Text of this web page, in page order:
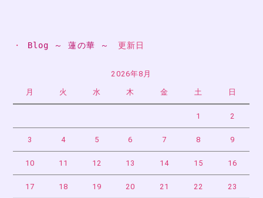
・ Blog ～ 蓮の華 ～ 更新日
2026年8月
月 火 水 木 金 土 日
1 2
3 4 5 6 7 8 9
10 11 12 13 14 15 16
17 18 19 20 21 22 23